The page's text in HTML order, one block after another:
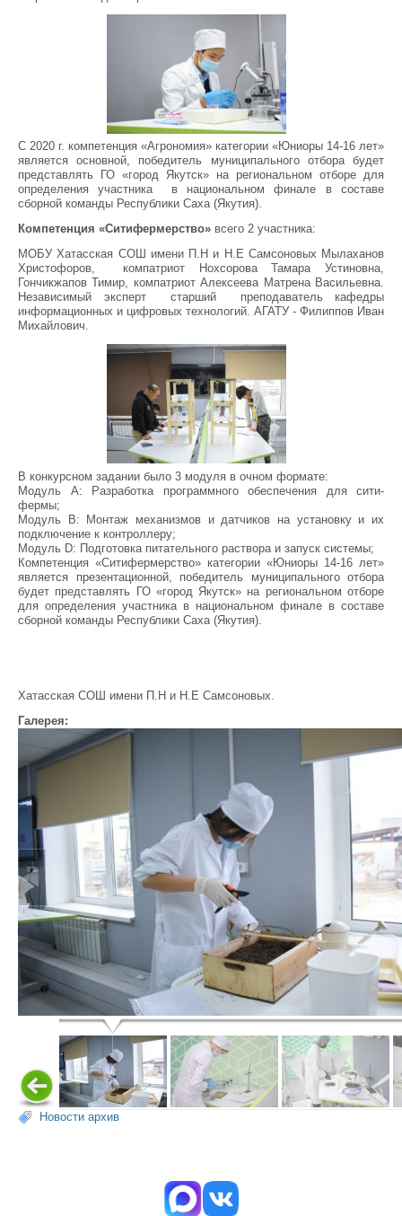
С 2020 г. компетенция «Агрономия» категории «Юниоры 14-16 лет»
является основной, победитель муниципального отбора будет
представлять ГО «город Якутск» на региональном отборе для
определения участника в национальном финале в составе
сборной команды Республики Саха (Якутия).
Компетенция «Ситифермерство» всего 2 участника:
МОБУ Хатасская СОШ имени П.Н и Н.Е Самсоновых Мылаханов
Христофоров, компатриот Нохсорова Тамара Устиновна,
Гончикжапов Тимир, компатриот Алексеева Матрена Васильевна.
Независимый эксперт старший преподаватель кафедры
информационных и цифровых технологий. АГАТУ - Филиппов Иван
Михайлович.
В конкурсном задании было 3 модуля в очном формате:
Модуль А: Разработка программного обеспечения для сити-
фермы;
Модуль В: Монтаж механизмов и датчиков на установку и их
подключение к контроллеру;
Модуль D: Подготовка питательного раствора и запуск системы;
Компетенция «Ситифермерство» категории «Юниоры 14-16 лет»
является презентационной, победитель муниципального отбора
будет представлять ГО «город Якутск» на региональном отборе
для определения участника в национальном финале в составе
сборной команды Республики Саха (Якутия).
Хатасская СОШ имени П.Н и Н.Е Самсоновых.
Галерея:
Новости архив